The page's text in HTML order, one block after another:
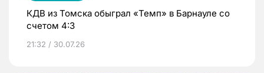
КДВ из Томска обыграл «Темп» в Барнауле со
счетом 4:3
21:32 / 30.07.26